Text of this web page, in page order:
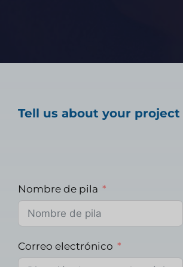
Tell us about your project
Nombre de pila
Correo electrónico